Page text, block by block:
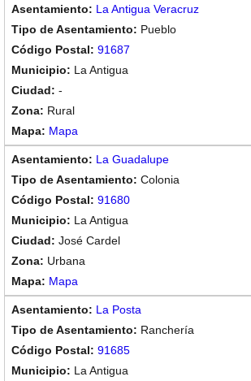
La Antigua Veracruz
Pueblo
91687
La Antigua
-
Rural
Mapa
La Guadalupe
Colonia
91680
La Antigua
José Cardel
Urbana
Mapa
La Posta
Ranchería
91685
La Antigua